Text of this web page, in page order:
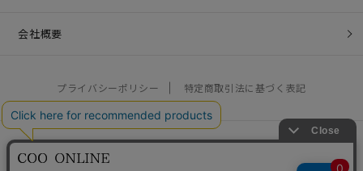
会社概要
プライバシーポリシー 特定商取引法に基づく表記
営業時間：10:00 - 17:00 / 定休日：土日祝